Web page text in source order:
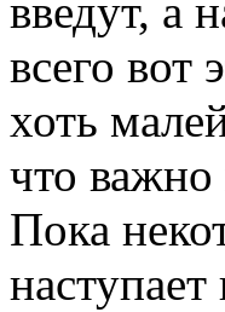
введут, а
всего вот
хоть
что
Пока